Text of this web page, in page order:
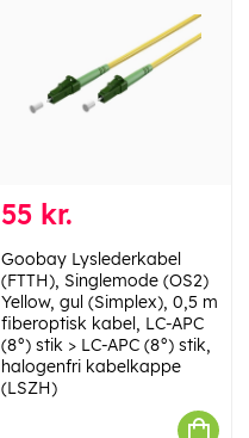
55 kr.
Goobay Lyslederkabel
(FTTH), Singlemode (OS2)
Yellow, gul (Simplex), 0,5 m
fiberoptisk kabel, LC-APC
(8°) stik > LC-APC (8°) stik,
halogenfri kabelkappe
(LSZH)